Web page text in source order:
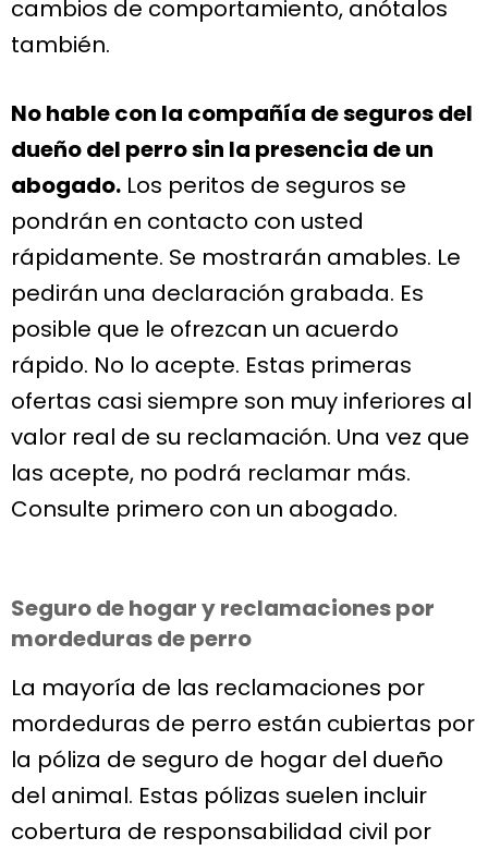
cambios de comportamiento, anótalos
también.
No hable con la compañía de seguros del
dueño del perro sin la presencia de un
abogado. Los peritos de seguros se
pondrán en contacto con usted
rápidamente. Se mostrarán amables. Le
pedirán una declaración grabada. Es
posible que le ofrezcan un acuerdo
rápido. No lo acepte. Estas primeras
ofertas casi siempre son muy inferiores al
valor real de su reclamación. Una vez que
las acepte, no podrá reclamar más.
Consulte primero con un abogado.
Seguro de hogar y reclamaciones por
mordeduras de perro
La mayoría de las reclamaciones por
mordeduras de perro están cubiertas por
la póliza de seguro de hogar del dueño
del animal. Estas pólizas suelen incluir
cobertura de responsabilidad civil por